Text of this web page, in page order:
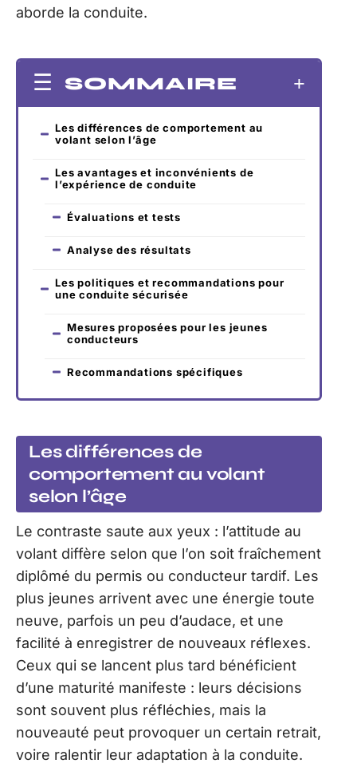
aborde la conduite.
SOMMAIRE
Les différences de comportement au
volant selon l’âge
Les avantages et inconvénients de
l’expérience de conduite
Évaluations et tests
Analyse des résultats
Les politiques et recommandations pour
une conduite sécurisée
Mesures proposées pour les jeunes
conducteurs
Recommandations spécifiques
Les différences de
comportement au volant
selon l’âge
Le contraste saute aux yeux : l’attitude au
volant diffère selon que l’on soit fraîchement
diplômé du permis ou conducteur tardif. Les
plus jeunes arrivent avec une énergie toute
neuve, parfois un peu d’audace, et une
facilité à enregistrer de nouveaux réflexes.
Ceux qui se lancent plus tard bénéficient
d’une maturité manifeste : leurs décisions
sont souvent plus réfléchies, mais la
nouveauté peut provoquer un certain retrait,
voire ralentir leur adaptation à la conduite.